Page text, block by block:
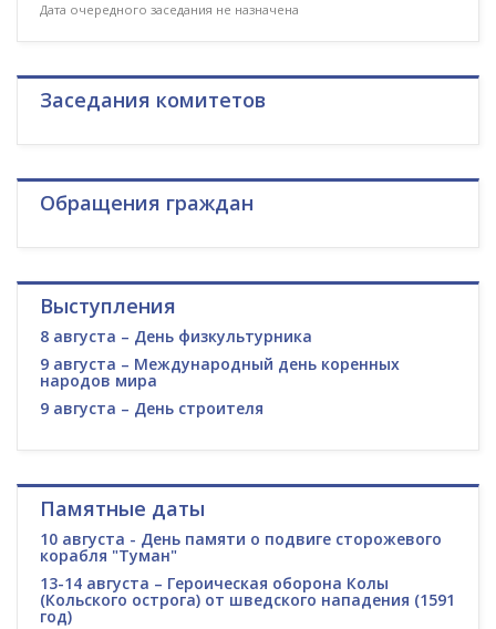
Дата очередного заседания не назначена
Заседания комитетов
Обращения граждан
Выступления
8 августа – День физкультурника
9 августа – Международный день коренных
народов мира
9 августа – День строителя
Памятные даты
10 августа - День памяти о подвиге сторожевого
корабля "Туман"
13-14 августа – Героическая оборона Колы
(Кольского острога) от шведского нападения (1591
год)